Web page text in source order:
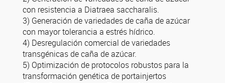
con resistencia a Diatraea saccharalis.
3) Generación de variedades de caña de azúcar
con mayor tolerancia a estrés hídrico.
4) Desregulación comercial de variedades
transgénicas de caña de azúcar.
5) Optimización de protocolos robustos para la
transformación genética de portainjertos